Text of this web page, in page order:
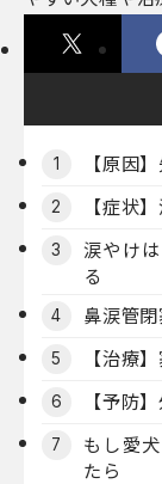
1 【原因
2 【症状
3
涙やけ
る
4 鼻涙管
5 【治療
6 【予防
7
もし愛
たら